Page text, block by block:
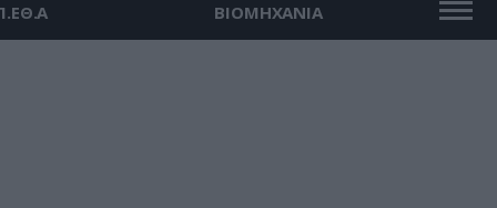
ΒΙΟΜΗΧΑΝΙΑ